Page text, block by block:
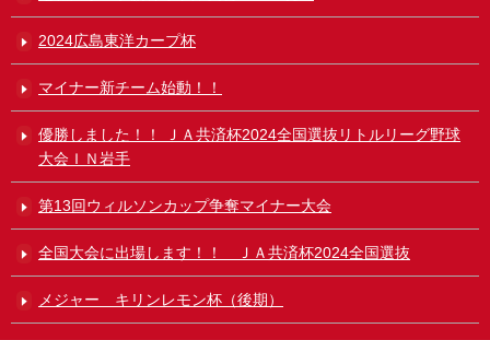
2024広島東洋カープ杯
マイナー新チーム始動！！
優勝しました！！ ＪＡ共済杯2024全国選抜リトルリーグ野球
大会ＩＮ岩手
第13回ウィルソンカップ争奪マイナー大会
全国大会に出場します！！ ＪＡ共済杯2024全国選抜
メジャー キリンレモン杯（後期）